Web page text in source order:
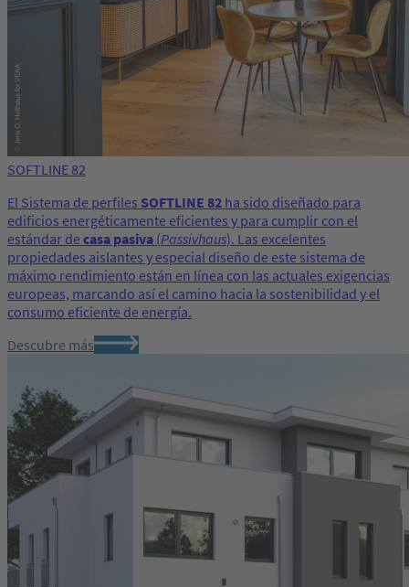
SOFTLINE 82
El Sistema de perfiles SOFTLINE 82 ha sido diseñado para
edificios energéticamente eficientes y para cumplir con el
estándar decasa pasiva (Passivhaus). Las excelentes
propiedades aislantes y especial diseño de este sistema de
máximo rendimiento están en línea con las actuales exigencias
europeas, marcando así el camino hacia la sostenibilidad y el
consumo eficiente de energía.
Descubre más